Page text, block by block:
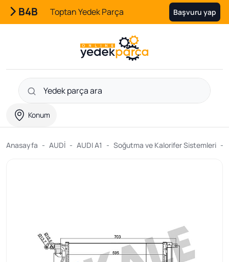
B4B Toptan Yedek Parça Başvuru yap
Konum
Anasayfa AUDİ AUDI A1 Soğutma ve Kalorifer Sistemleri